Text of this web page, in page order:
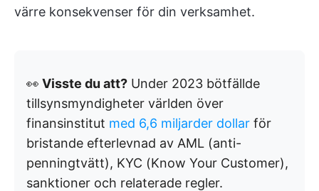
värre konsekvenser för din verksamhet.
👀 Visste du att? Under 2023 bötfällde
tillsynsmyndigheter världen över
finansinstitut med 6,6 miljarder dollar för
bristande efterlevnad av AML (anti-
penningtvätt), KYC (Know Your Customer),
sanktioner och relaterade regler.